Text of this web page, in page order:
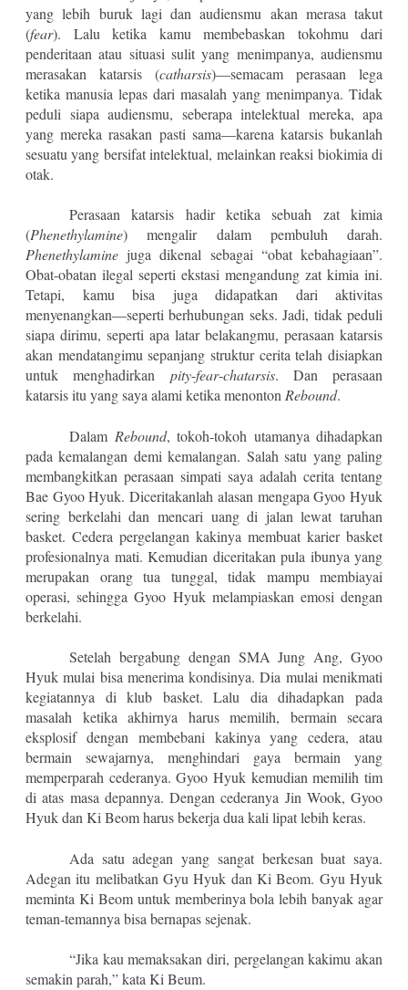
yang lebih buruk lagi dan audiensmu akan merasa takut
(fear). Lalu ketika kamu membebaskan tokohmu dari
penderitaan atau situasi sulit yang menimpanya, audiensmu
merasakan katarsis (catharsis)—semacam perasaan lega
ketika manusia lepas dari masalah yang menimpanya. Tidak
peduli siapa audiensmu, seberapa intelektual mereka, apa
yang mereka rasakan pasti sama—karena katarsis bukanlah
sesuatu yang bersifat intelektual, melainkan reaksi biokimia di
otak.
Perasaan katarsis hadir ketika sebuah zat kimia
(Phenethylamine) mengalir dalam pembuluh darah.
Phenethylamine juga dikenal sebagai “obat kebahagiaan”.
Obat-obatan ilegal seperti ekstasi mengandung zat kimia ini.
Tetapi, kamu bisa juga didapatkan dari aktivitas
menyenangkan—seperti berhubungan seks. Jadi, tidak peduli
siapa dirimu, seperti apa latar belakangmu, perasaan katarsis
akan mendatangimu sepanjang struktur cerita telah disiapkan
untuk menghadirkan pity-fear-chatarsis. Dan perasaan
katarsis itu yang saya alami ketika menonton Rebound.
Dalam Rebound, tokoh-tokoh utamanya dihadapkan
pada kemalangan demi kemalangan. Salah satu yang paling
membangkitkan perasaan simpati saya adalah cerita tentang
Bae Gyoo Hyuk. Diceritakanlah alasan mengapa Gyoo Hyuk
sering berkelahi dan mencari uang di jalan lewat taruhan
basket. Cedera pergelangan kakinya membuat karier basket
profesionalnya mati. Kemudian diceritakan pula ibunya yang
merupakan orang tua tunggal, tidak mampu membiayai
operasi, sehingga Gyoo Hyuk melampiaskan emosi dengan
berkelahi.
Setelah bergabung dengan SMA Jung Ang, Gyoo
Hyuk mulai bisa menerima kondisinya. Dia mulai menikmati
kegiatannya di klub basket. Lalu dia dihadapkan pada
masalah ketika akhirnya harus memilih, bermain secara
eksplosif dengan membebani kakinya yang cedera, atau
bermain sewajarnya, menghindari gaya bermain yang
memperparah cederanya. Gyoo Hyuk kemudian memilih tim
di atas masa depannya. Dengan cederanya Jin Wook, Gyoo
Hyuk dan Ki Beom harus bekerja dua kali lipat lebih keras.
Ada satu adegan yang sangat berkesan buat saya.
Adegan itu melibatkan Gyu Hyuk dan Ki Beom. Gyu Hyuk
meminta Ki Beom untuk memberinya bola lebih banyak agar
teman-temannya bisa bernapas sejenak.
“Jika kau memaksakan diri, pergelangan kakimu akan
semakin parah,” kata Ki Beum.